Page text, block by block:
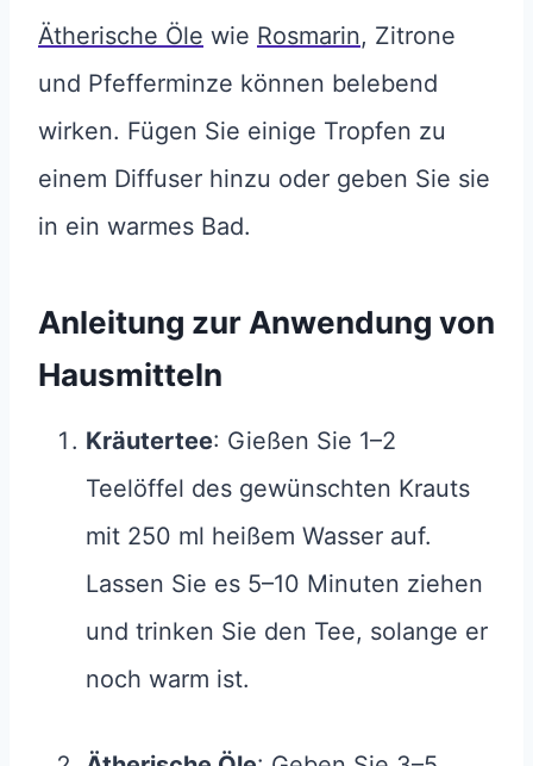
Ätherische Öle wie Rosmarin, Zitrone
und Pfefferminze können belebend
wirken. Fügen Sie einige Tropfen zu
einem Diffuser hinzu oder geben Sie sie
in ein warmes Bad.
Anleitung zur Anwendung von
Hausmitteln
Kräutertee: Gießen Sie 1–2
Teelöffel des gewünschten Krauts
mit 250 ml heißem Wasser auf.
Lassen Sie es 5–10 Minuten ziehen
und trinken Sie den Tee, solange er
noch warm ist.